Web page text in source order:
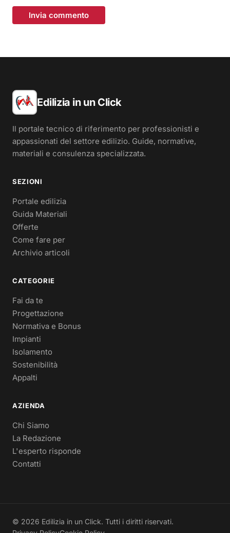
Invia commento
Edilizia in un Click
Il portale tecnico di riferimento per professionisti e
appassionati del settore edilizio. Guide, normative,
materiali e consulenza specializzata.
SEZIONI
Portale edilizia
Guida Materiali
Offerte
Come fare per
Archivio articoli
CATEGORIE
Fai da te
Progettazione
Normativa e Bonus
Impianti
Isolamento
Sostenibilità
Appalti
AZIENDA
Chi Siamo
La Redazione
L'esperto risponde
Contatti
© 2026 Edilizia in un Click. Tutti i diritti riservati.